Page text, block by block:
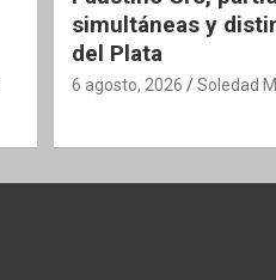
simultáneas y
del Plata
6 agosto, 2026 Soledad